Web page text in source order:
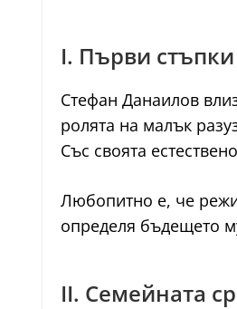
I. Първи
Стефан Данаилов
ролята на малък
Със своята
Любопитно е, че
определя бъдещето
II. Семейната